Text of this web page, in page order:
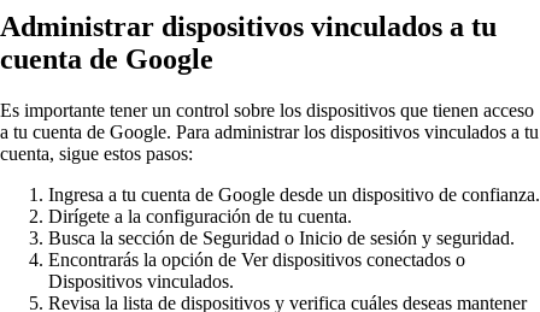
Administrar dispositivos vinculados a tu
cuenta de Google
Es importante tener un control sobre los dispositivos que tienen acceso
a tu cuenta de Google. Para administrar los dispositivos vinculados a tu
cuenta, sigue estos pasos:
Ingresa a tu cuenta de Google desde un dispositivo de confianza.
Dirígete a la configuración de tu cuenta.
Busca la sección de Seguridad o Inicio de sesión y seguridad.
Encontrarás la opción de Ver dispositivos conectados o
Dispositivos vinculados.
Revisa la lista de dispositivos y verifica cuáles deseas mantener